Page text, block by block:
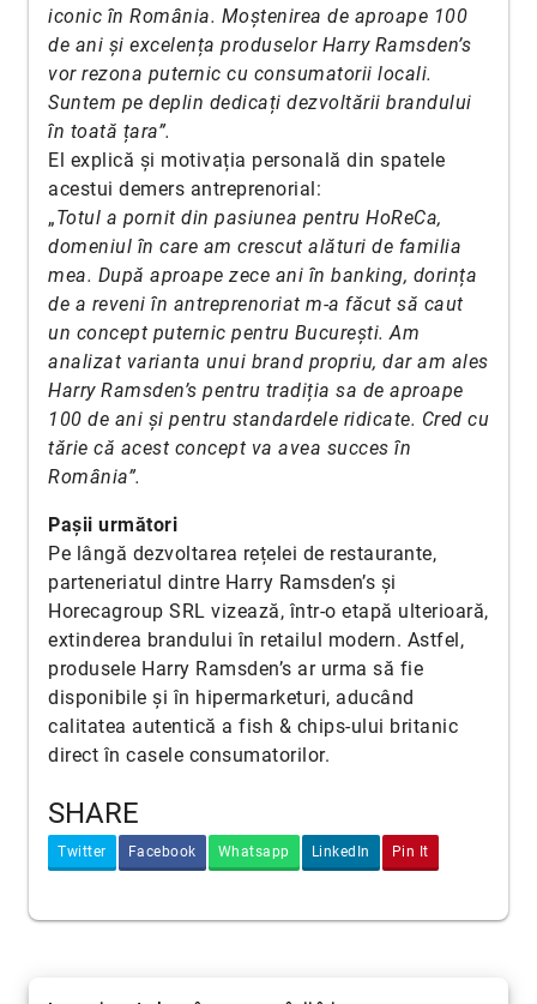
iconic în România. Moștenirea de aproape 100
de ani și excelența produselor Harry Ramsden’s
vor rezona puternic cu consumatorii locali.
Suntem pe deplin dedicați dezvoltării brandului
în toată țara”.
El explică și motivația personală din spatele
acestui demers antreprenorial:
„Totul a pornit din pasiunea pentru HoReCa,
domeniul în care am crescut alături de familia
mea. După aproape zece ani în banking, dorința
de a reveni în antreprenoriat m-a făcut să caut
un concept puternic pentru București. Am
analizat varianta unui brand propriu, dar am ales
Harry Ramsden’s pentru tradiția sa de aproape
100 de ani și pentru standardele ridicate. Cred cu
tărie că acest concept va avea succes în
România”.
Pașii următori
Pe lângă dezvoltarea rețelei de restaurante,
parteneriatul dintre Harry Ramsden’s și
Horecagroup SRL vizează, într-o etapă ulterioară,
extinderea brandului în retailul modern. Astfel,
produsele Harry Ramsden’s ar urma să fie
disponibile și în hipermarketuri, aducând
calitatea autentică a fish & chips-ului britanic
direct în casele consumatorilor.
SHARE
Twitter Facebook Whatsapp LinkedIn Pin It